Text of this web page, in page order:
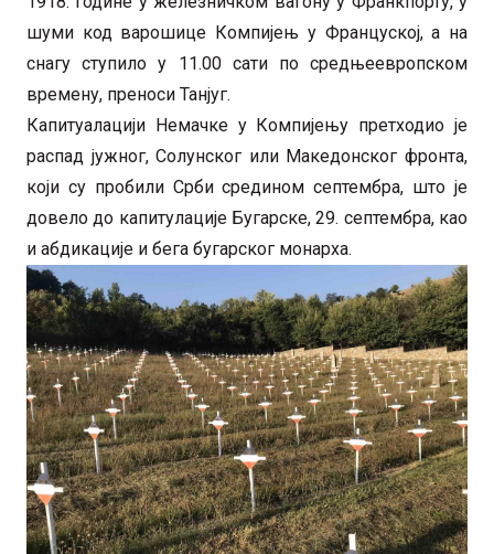
шуми код варошице Компијењ у Француској, а на
снагу ступило у 11.00 сати по средњеевропском
времену, преноси Танјуг.
Капитуалацији Немачке у Компијењу претходио је
распад јужног, Солунског или Македонског фронта,
који су пробили Срби средином септембра, што је
довело до капитулације Бугарске, 29. септембра, као
и абдикације и бега бугарског монарха.